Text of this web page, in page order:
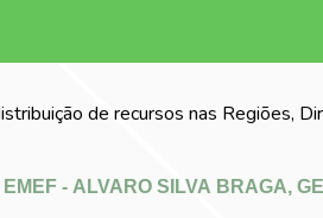
de recursos nas Regiões,